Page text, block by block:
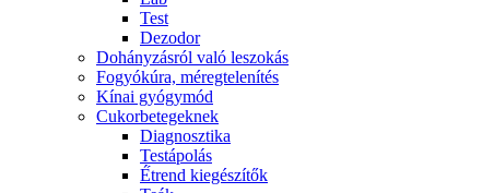
Test
Dezodor
Dohányzásról való leszokás
Fogyókúra, méregtelenítés
Kínai gyógymód
Cukorbetegeknek
Diagnosztika
Testápolás
É́trend kiegészítők